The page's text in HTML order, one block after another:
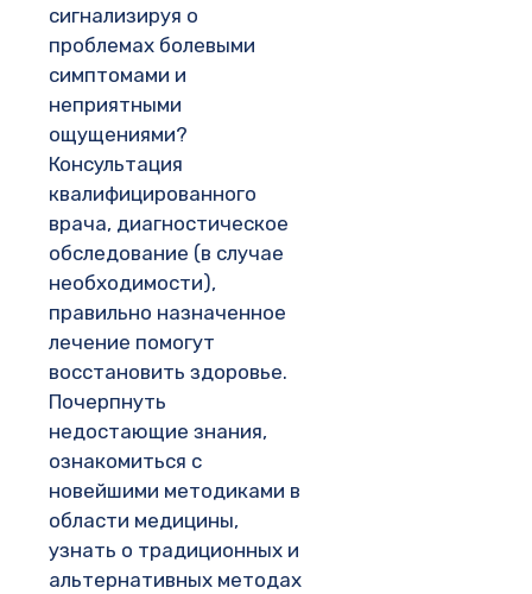
сигнализируя о
проблемах болевыми
симптомами и
неприятными
ощущениями?
Консультация
квалифицированного
врача, диагностическое
обследование (в случае
необходимости),
правильно назначенное
лечение помогут
восстановить здоровье.
Почерпнуть
недостающие знания,
ознакомиться с
новейшими методиками в
области медицины,
узнать о традиционных и
альтернативных методах